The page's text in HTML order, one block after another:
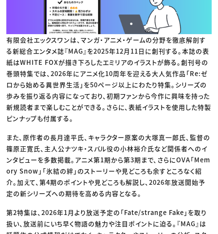
プロフェッショナル×つながる×メディア
有限会社エックスワンは、マンガ・アニメ・ゲームの分野を徹底解剖す
る新総合エンタメ誌『MAG』を2025年12月11日に創刊する。本誌の表
紙はWHITE FOXが描き下ろしたエミリアのイラストが飾る。創刊号の
巻頭特集では、2026年にアニメ化10周年を迎える大人気作品「Re:ゼ
ロから始める異世界生活」を50ページ以上にわたり特集。シリーズの
歩みを振り返る内容になっており、初期ファンから今作に興味を持った
新規読者まで楽しむことができる。さらに、表紙イラストを使用した特製
ピンナップも付属する。
また、原作者の長月達平氏、キャラクター原案の大塚真一郎氏、監督の
篠原正寛氏、主人公ナツキ・スバル役の小林裕介氏など関係者へのイ
ンタビューを多数掲載。アニメ第1期から第3期まで、さらにOVA「Mem
ory Snow」「氷結の絆」のストーリーや見どころも余すところなく紹
介。加えて、第4期のポイントや見どころも解説し、2026年放送開始予
定の新シリーズへの期待を高める内容となる。
第2特集は、2026年1月より放送予定の「Fate/strange Fake」を取り
扱い、放送前にいち早く物語の魅力や注目ポイントに迫る。『MAG』は